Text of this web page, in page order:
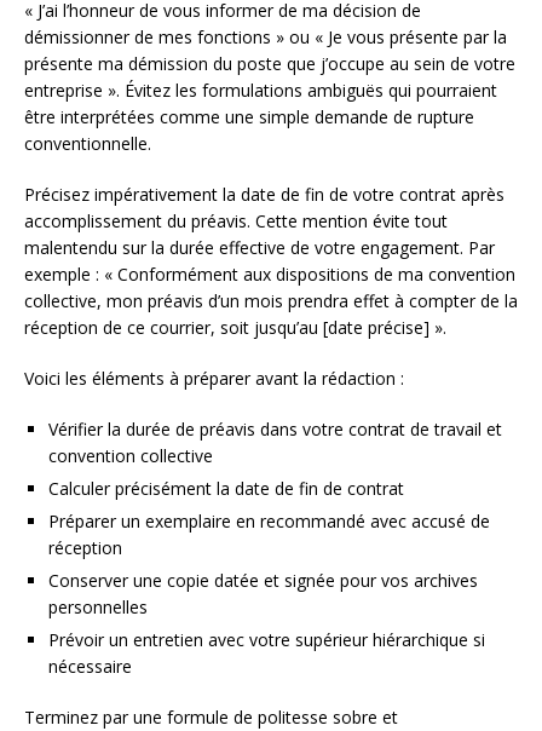
« J’ai l’honneur de vous informer de ma décision de
démissionner de mes fonctions » ou « Je vous présente par la
présente ma démission du poste que j’occupe au sein de votre
entreprise ». Évitez les formulations ambiguës qui pourraient
être interprétées comme une simple demande de rupture
conventionnelle.
Précisez impérativement la date de fin de votre contrat après
accomplissement du préavis. Cette mention évite tout
malentendu sur la durée effective de votre engagement. Par
exemple : « Conformément aux dispositions de ma convention
collective, mon préavis d’un mois prendra effet à compter de la
réception de ce courrier, soit jusqu’au [date précise] ».
Voici les éléments à préparer avant la rédaction :
Vérifier la durée de préavis dans votre contrat de travail et
convention collective
Calculer précisément la date de fin de contrat
Préparer un exemplaire en recommandé avec accusé de
réception
Conserver une copie datée et signée pour vos archives
personnelles
Prévoir un entretien avec votre supérieur hiérarchique si
nécessaire
Terminez par une formule de politesse sobre et